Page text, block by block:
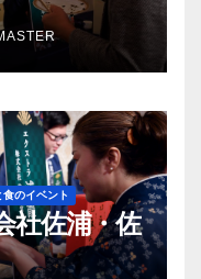
食のイベント
社佐浦・佐